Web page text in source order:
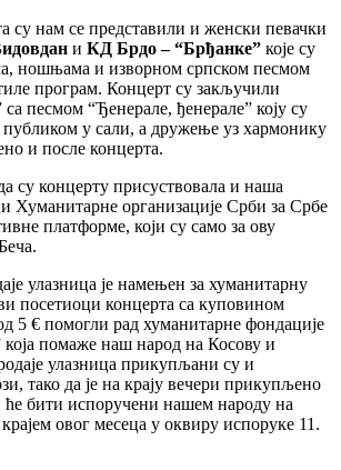
су нам се представили и женски певачки
и КД Брдо – “Брђанке” које су
ношњама и изворном српском песмом
програм. Концерт су закључили
песмом “Ђенерале, ђенерале” коју су
публиком у сали, а дружење уз хармонику
и после концерта.
су концерту присуствовала и наша
Хуманитарне организације Срби за Србе
платформе, који су само за ову
улазница је намењен за хуманитарну
посетиоци концерта са куповином
5 € помогли рад хуманитарне фондације
која помаже наш народ на Косову и
улазница прикупљани су и
тако да је на крају вечери прикупљено
ће бити испоручени нашем народу на
овог месеца у оквиру испоруке 11.